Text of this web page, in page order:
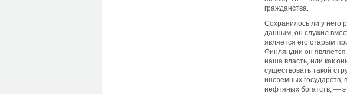
гражданства.
Сохранилось ли у него
данным, он служил
является его старым
Финляндии он
наша власть, или как
существовать такой
иноземных
нефтяных богатств, —